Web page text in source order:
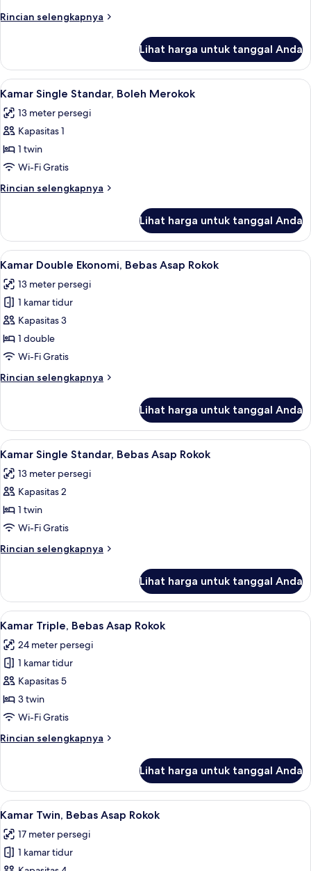
Rokok
Rincian selengkapnya
Rincian
Kamar
Triple,
Bebas
Rokok
Lihat harga untuk tanggal Anda
Lihat
semua
foto
untuk
Kamar
Single
Standar,
Boleh
Tirai kedap cahaya, Wi-Fi gratis, dan
4
Kamar Single Standar, Boleh Merokok
13 meter persegi
Kapasitas 1
1 twin
Wi-Fi Gratis
Rincian selengkapnya
Rincian
Kamar
Single
Standar,
Merokok
Lihat harga untuk tanggal Anda
Lihat
semua
foto
untuk
Kamar
Double
Ekonomi,
Asap
Tirai kedap cahaya, Wi-Fi gratis, dan
4
Kamar Double Ekonomi, Bebas Asap Rokok
13 meter persegi
1 kamar tidur
Kapasitas 3
1 double
Wi-Fi Gratis
Rincian selengkapnya
Rincian
Kamar
Double
Ekonomi,
Asap
Rokok
Lihat harga untuk tanggal Anda
Lihat
semua
foto
untuk
Kamar
Single
Standar,
Bebas
Rokok
Tirai kedap cahaya, Wi-Fi gratis, dan
4
Kamar Single Standar, Bebas Asap Rokok
13 meter persegi
Kapasitas 2
1 twin
Wi-Fi Gratis
Rincian selengkapnya
Rincian
Kamar
Single
Standar,
Asap
Rokok
Lihat harga untuk tanggal Anda
Lihat
semua
foto
untuk
Kamar
Triple,
Bebas
Rokok
Tirai kedap cahaya, Wi-Fi gratis, dan
4
Kamar Triple, Bebas Asap Rokok
24 meter persegi
1 kamar tidur
Kapasitas 5
3 twin
Wi-Fi Gratis
Rincian selengkapnya
Rincian
Kamar
Triple,
Bebas
Rokok
Lihat harga untuk tanggal Anda
Lihat
semua
foto
untuk
Tirai kedap cahaya, Wi-Fi gratis, dan
4
Kamar Twin, Bebas Asap Rokok
17 meter persegi
1 kamar tidur